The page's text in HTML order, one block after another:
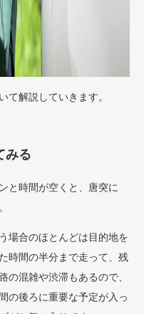
て解説していきます。
みる
と時間が空くと、唐突に
場合のほとんどは目的地を
時間の半分まで走って、残
の混雑や渋滞もあるので、
の後ろに重要な予定が入っ